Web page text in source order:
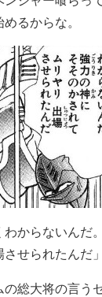
るからな。
わからないんだ
せられたんだ」
総大将の言う